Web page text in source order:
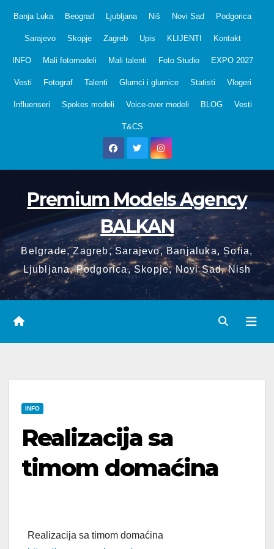
Banja Luka Beograd Ljubljana Niš Novi Sad Podgorica
Sarajevo Skopje Zagreb Upis KLIJENTI Kontakt
INFO Mali fotomodeli Mali talenti Foto Studio EXPO 2027
Vesti Fotograf Talenti Glumci i glumice Statisti Vlogeri
Influenseri Spokes modeli Voice-over modeli BLOG Vesti
T&CS
Premium Models Agency
BALKAN
Belgrade, Zagreb, Sarajevo, Banjaluka, Sofia,
Ljubljana, Podgorica, Skopje, Novi Sad, Nish
INFO
Realizacija sa
timom domaćina
Realizacija sa timom domaćina